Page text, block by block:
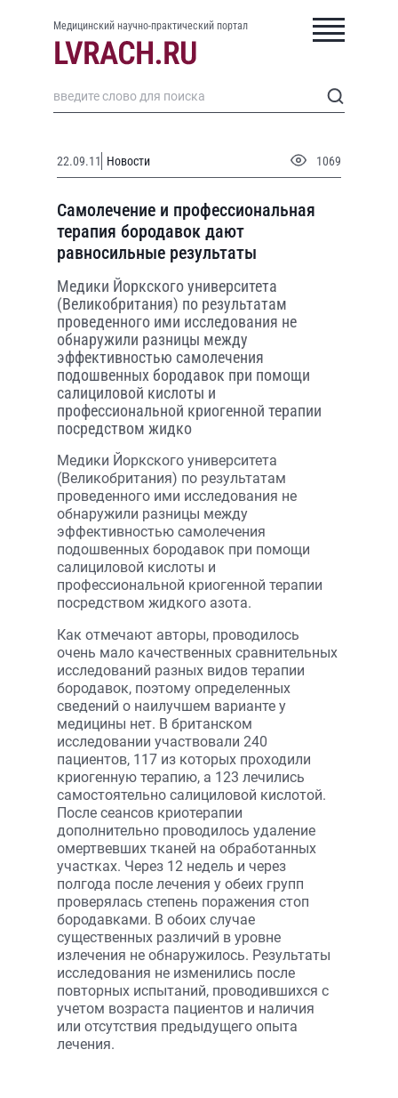
Медицинский научно-практический портал
22.09.11 Новости 1069
Самолечение и профессиональная
терапия бородавок дают
равносильные результаты
Медики Йоркского университета
(Великобритания) по результатам
проведенного ими исследования не
обнаружили разницы между
эффективностью самолечения
подошвенных бородавок при помощи
салициловой кислоты и
профессиональной криогенной терапии
посредством жидко
Медики Йоркского университета
(Великобритания) по результатам
проведенного ими исследования не
обнаружили разницы между
эффективностью самолечения
подошвенных бородавок при помощи
салициловой кислоты и
профессиональной криогенной терапии
посредством жидкого азота.
Как отмечают авторы, проводилось
очень мало качественных сравнительных
исследований разных видов терапии
бородавок, поэтому определенных
сведений о наилучшем варианте у
медицины нет. В британском
исследовании участвовали 240
пациентов, 117 из которых проходили
криогенную терапию, а 123 лечились
самостоятельно салициловой кислотой.
После сеансов криотерапии
дополнительно проводилось удаление
омертвевших тканей на обработанных
участках. Через 12 недель и через
полгода после лечения у обеих групп
проверялась степень поражения стоп
бородавками. В обоих случае
существенных различий в уровне
излечения не обнаружилось. Результаты
исследования не изменились после
повторных испытаний, проводившихся с
учетом возраста пациентов и наличия
или отсутствия предыдущего опыта
лечения.